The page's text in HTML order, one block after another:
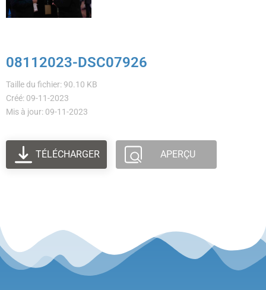
08112023-DSC07926
Taille du fichier: 90.10 KB
Créé: 09-11-2023
Mis à jour: 09-11-2023
TÉLÉCHARGER APERÇU